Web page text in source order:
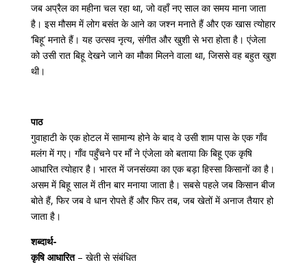
जब अप्रैल का महीना चल रहा था, जो वहाँ नए साल का समय माना जाता
है। इस मौसम में लोग बसंत के आने का जश्न मनाते हैं और एक खास त्योहार
‘बिहू’ मनाते हैं। यह उत्सव नृत्य, संगीत और खुशी से भरा होता है। एंजेला
को उसी रात बिहू देखने जाने का मौका मिलने वाला था, जिससे वह बहुत खुश
थी।
पाठ
गुवाहाटी के एक होटल में सामान्य होने के बाद वे उसी शाम पास के एक गाँव
मलंग में गए। गाँव पहुँचने पर माँ ने एंजेला को बताया कि बिहू एक कृषि
आधारित त्योहार है। भारत में जनसंख्या का एक बड़ा हिस्सा किसानों का है।
असम में बिहू साल में तीन बार मनाया जाता है। सबसे पहले जब किसान बीज
बोते हैं, फिर जब वे धान रोपते हैं और फिर तब, जब खेतों में अनाज तैयार हो
जाता है।
शब्दार्थ-
कृषि आधारित– खेती से संबंधित